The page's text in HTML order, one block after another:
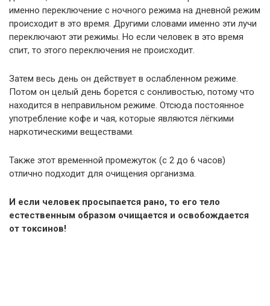
именно переключение с ночного режима на дневной режим
происходит в это время. Другими словами именно эти лучи
переключают эти режимы. Но если человек в это время
спит, то этого переключения не происходит.
Затем весь день он действует в ослабленном режиме.
Потом он целый день борется с сонливостью, потому что
находится в неправильном режиме. Отсюда постоянное
употребление кофе и чая, которые являются лёгкими
наркотическими веществами.
Также этот временной промежуток (с 2 до 6 часов)
отлично подходит для очищения организма.
И если человек просыпается рано, то его тело
естественным образом очищается и освобождается
от токсинов!